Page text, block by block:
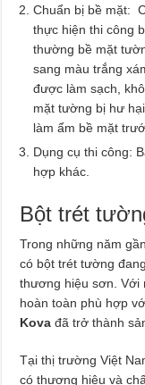
Chuẩn bị bề mặt:
thực hiện thi công
thường bề mặt
sang màu trắng
được làm sạch,
mặt tường bị hư
làm ẩm bề mặt
Dụng cụ thi công:
hợp khác.
Bột trét
Trong những năm
có bột trét tường
thương hiệu sơn. Với
hoàn toàn phù hợp
Kova đã trở thành
Tại thị trường Việt
có thương hiệu và